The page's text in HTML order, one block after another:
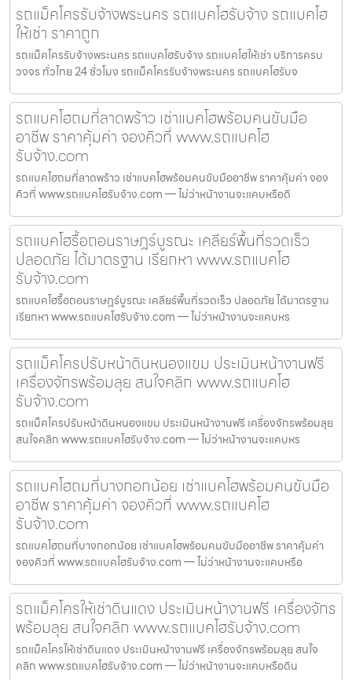
รถแม็คโครรับจ้างพระนคร รถแบคโฮรับจ้าง รถแบคโฮ
ให้เช่า ราคาถูก
รถแม็คโครรับจ้างพระนคร รถแบคโฮรับจ้าง รถแบคโฮให้เช่า บริการครบ
วงจร ทั่วไทย 24 ชั่วโมง รถแม็คโครรับจ้างพระนคร รถแบคโฮรับจ
รถแบคโฮถมที่ลาดพร้าว เช่าแบคโฮพร้อมคนขับมือ
อาชีพ ราคาคุ้มค่า จองคิวที่ www.รถแบคโฮ
รับจ้าง.com
รถแบคโฮถมที่ลาดพร้าว เช่าแบคโฮพร้อมคนขับมืออาชีพ ราคาคุ้มค่า จอง
คิวที่ www.รถแบคโฮรับจ้าง.com — ไม่ว่าหน้างานจะแคบหรือดิ
รถแบคโฮรื้อถอนราษฎร์บูรณะ เคลียร์พื้นที่รวดเร็ว
ปลอดภัย ได้มาตรฐาน เรียกหา www.รถแบคโฮ
รับจ้าง.com
รถแบคโฮรื้อถอนราษฎร์บูรณะ เคลียร์พื้นที่รวดเร็ว ปลอดภัย ได้มาตรฐาน
เรียกหา www.รถแบคโฮรับจ้าง.com — ไม่ว่าหน้างานจะแคบหร
รถแม็คโครปรับหน้าดินหนองแขม ประเมินหน้างานฟรี
เครื่องจักรพร้อมลุย สนใจคลิก www.รถแบคโฮ
รับจ้าง.com
รถแม็คโครปรับหน้าดินหนองแขม ประเมินหน้างานฟรี เครื่องจักรพร้อมลุย
สนใจคลิก www.รถแบคโฮรับจ้าง.com — ไม่ว่าหน้างานจะแคบหร
รถแบคโฮถมที่บางกอกน้อย เช่าแบคโฮพร้อมคนขับมือ
อาชีพ ราคาคุ้มค่า จองคิวที่ www.รถแบคโฮ
รับจ้าง.com
รถแบคโฮถมที่บางกอกน้อย เช่าแบคโฮพร้อมคนขับมืออาชีพ ราคาคุ้มค่า
จองคิวที่ www.รถแบคโฮรับจ้าง.com — ไม่ว่าหน้างานจะแคบหรือ
รถแม็คโครให้เช่าดินแดง ประเมินหน้างานฟรี เครื่องจักร
พร้อมลุย สนใจคลิก www.รถแบคโฮรับจ้าง.com
รถแม็คโครให้เช่าดินแดง ประเมินหน้างานฟรี เครื่องจักรพร้อมลุย สนใจ
คลิก www.รถแบคโฮรับจ้าง.com — ไม่ว่าหน้างานจะแคบหรือดิน